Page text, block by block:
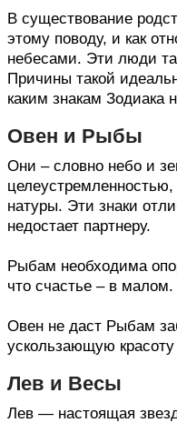
В существование
этому поводу, и как
небесами. Эти люди
Причины такой
каким знакам Зодиака
Овен и Рыбы
Они – словно небо и
натуры. Эти знаки
недостает партнеру.
Рыбам необходима
что счастье – в малом.
Овен не даст Рыбам
ускользающую
Лев и Весы
Лев — настоящая